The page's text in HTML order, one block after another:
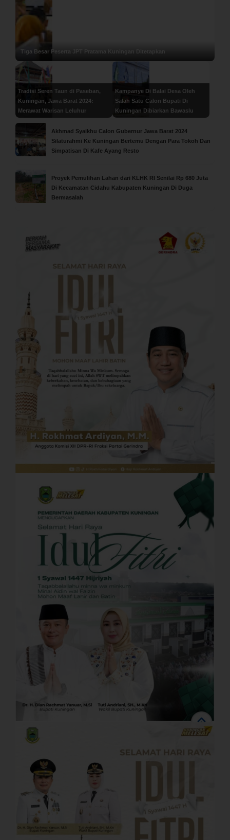
Tiga Besar Peserta JPT Pratama Kuningan Ditetapkan
Tradisi Seren Taun di Paseban,
Kuningan, Jawa Barat 2024:
Merawat Warisan Leluhur
Kampanye Di Balai Desa Oleh
Salah Satu Calon Bupati Di
Kuningan Dibiarkan Bawaslu
Akhmad Syaikhu Calon Gubernur Jawa Barat 2024
Silaturahmi Ke Kuningan Bertemu Dengan Para Tokoh Dan
Simpatisan Di Kafe Ayang Resto
Proyek Pemulihan Lahan dari KLHK RI Senilai Rp 680 Juta
Di Kecamatan Cidahu Kabupaten Kuningan Di Duga
Bermasalah